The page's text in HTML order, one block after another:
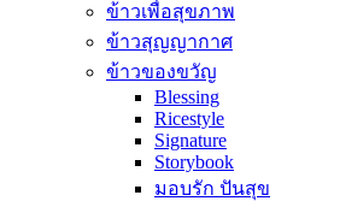
ข้าวเพื่อสุขภาพ
ข้าวสุญญากาศ
ข้าวของขวัญ
Blessing
Ricestyle
Signature
Storybook
มอบรัก ปันสุข